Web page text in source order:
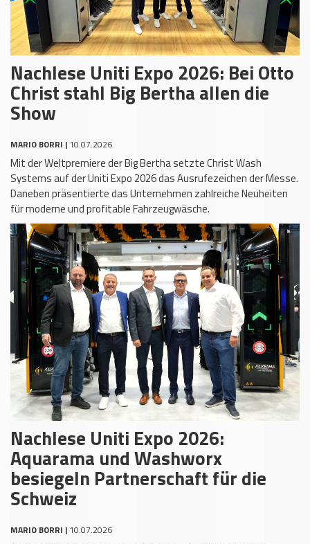
Nachlese Uniti Expo 2026: Bei Otto
Christ stahl Big Bertha allen die
Show
MARIO BORRI | 10.07.2026
Mit der Weltpremiere der Big Bertha setzte Christ Wash
Systems auf der Uniti Expo 2026 das Ausrufezeichen der Messe.
Daneben präsentierte das Unternehmen zahlreiche Neuheiten
für moderne und profitable Fahrzeugwäsche.
Nachlese Uniti Expo 2026:
Aquarama und Washworx
besiegeln Partnerschaft für die
Schweiz
MARIO BORRI | 10.07.2026